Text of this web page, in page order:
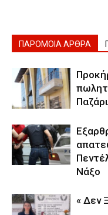
ΠΑΡΟΜΟΙΑ ΑΡΘΡΑ
Νάξο
« Δεν